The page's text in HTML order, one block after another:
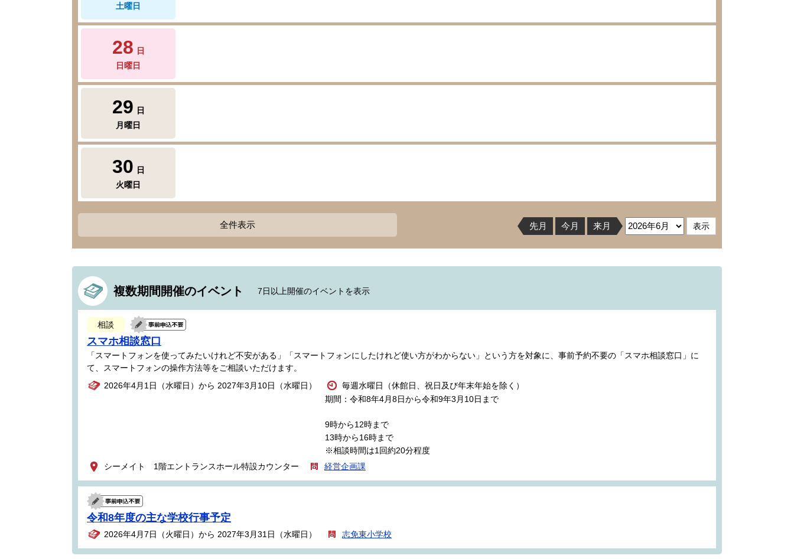
土曜日
28 日
日曜日
29 日
月曜日
30 日
火曜日
全件表示 先月 今月 来月
複数期間開催のイベント 7日以上開催のイベントを表示
相談
スマホ相談窓口
「スマートフォンを使ってみたいけれど不安がある」「スマートフォンにしたけれど使い方がわからない」という方を対象に、事前予約不要の「スマホ相談窓口」に
て、スマートフォンの操作方法等をご相談いただけます。
2026年4月1日（水曜日）から 2027年3月10日（水曜日）
毎週水曜日（休館日、祝日及び年末年始を除く）
期間：令和8年4月8日から令和9年3月10日まで
9時から12時まで
13時から16時まで
※相談時間は1回約20分程度
シーメイト 1階エントランスホール特設カウンター
経営企画課
令和8年度の主な学校行事予定
2026年4月7日（火曜日）から 2027年3月31日（水曜日） 志免東小学校